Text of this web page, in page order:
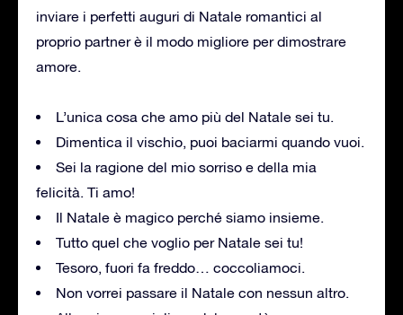
inviare i perfetti auguri di Natale romantici al
proprio partner è il modo migliore per dimostrare
amore.
L’unica cosa che amo più del Natale sei tu.
Dimentica il vischio, puoi baciarmi quando vuoi.
Sei la ragione del mio sorriso e della mia
felicità. Ti amo!
Il Natale è magico perché siamo insieme.
Tutto quel che voglio per Natale sei tu!
Tesoro, fuori fa freddo… coccoliamoci.
Non vorrei passare il Natale con nessun altro.